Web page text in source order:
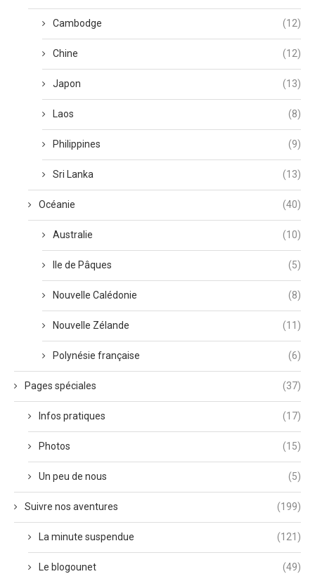
Cambodge (12)
Chine (12)
Japon (13)
Laos (8)
Philippines (9)
Sri Lanka (13)
Océanie (40)
Australie (10)
Ile de Pâques (5)
Nouvelle Calédonie (8)
Nouvelle Zélande (11)
Polynésie française (6)
Pages spéciales (37)
Infos pratiques (17)
Photos (15)
Un peu de nous (5)
Suivre nos aventures (199)
La minute suspendue (121)
Le blogounet (49)